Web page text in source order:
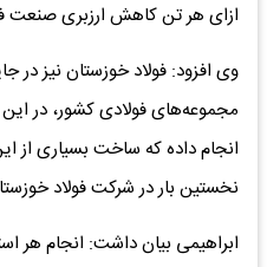
ازای هر تن کاهش ارزبری صنعت
وی افزود: فولاد خوزستان نیز در
مجموعه‌های فولادی کشور، در
انجام داده که ساخت بسیاری از
نخستین بار در شرکت فولاد
ابراهیمی بیان داشت: انجام هر